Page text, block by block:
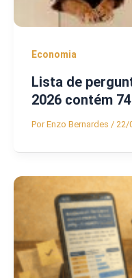
Economia
Lista de
2026 contém
PorEnzo Bernardes / 22/